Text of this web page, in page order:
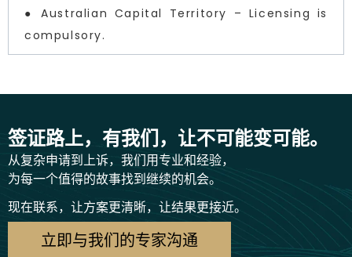
● Australian Capital Territory – Licensing is
compulsory.
签证路上，有我们，让不可能变可能。
从复杂申请到上诉，我们用专业和经验，
为每一个值得的故事找到继续的机会。
现在联系，让方案更清晰，让结果更接近。
立即与我们的专家沟通